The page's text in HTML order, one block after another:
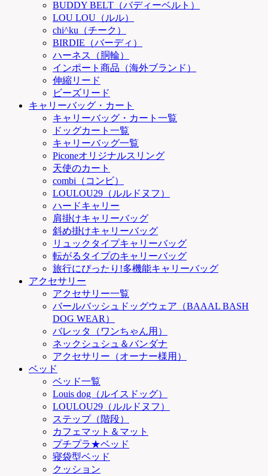
BUDDY BELT（バディーベルト）
LOU LOU（ルル）
chi^ku（チーク）
BIRDIE（バーディ）
ハーネス（胴輪）
インポート商品（海外ブランド）
伸縮リード
ビーズリード
キャリーバッグ・カート
キャリーバッグ・カート一覧
ドッグカート一覧
キャリーバッグ一覧
Piconeオリジナルスリング
天使のカート
combi（コンビ）
LOULOU29（ルルドヌフ）
ハードキャリー
肩掛けキャリーバッグ
斜め掛けキャリーバッグ
リュックタイプキャリーバッグ
転がるタイプのキャリーバッグ
旅行にぴったり!多機能キャリーバッグ
アクセサリー
アクセサリー一覧
バールバッシュドッグウェア（BAAAL BASH
DOG WEAR）
バレッタ（ワンちゃん用）
ネックシュシュ＆バンダナ
アクセサリー（オーナー様用）
ベッド
ベッド一覧
Louis dog（ルイスドッグ）
LOULOU29（ルルドヌフ）
ステップ（階段）
カフェマット＆マット
プチプラ★ベッド
寝袋型ベッド
クッション